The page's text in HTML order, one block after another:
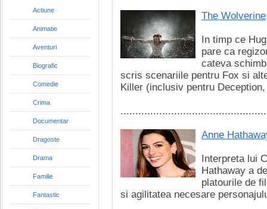
Actiune
Animatie
Aventuri
Biografic
Comedie
Crima
Documentar
Dragoste
Drama
Familie
Fantastic
The
In timp ce
pare ca
cateva
scris scenariile pentru Fox si
Killer (inclusiv pentru
Anne
Interpreta lui
Hathaway a
platourile de
si agilitatea necesare